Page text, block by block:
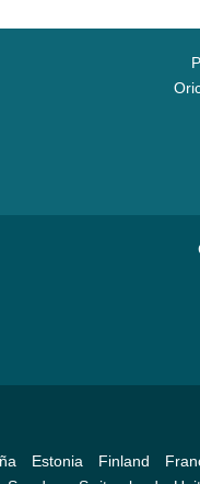
Estonia Finland